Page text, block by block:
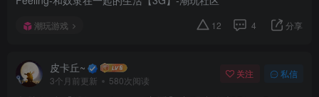
潮玩游戏 12 4 分享
皮卡丘~
3个月前更新 580次阅读
关注 私信